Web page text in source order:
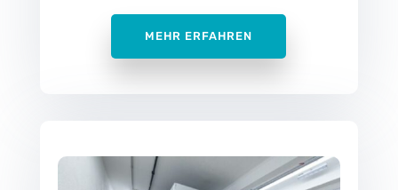
MEHR ERFAHREN